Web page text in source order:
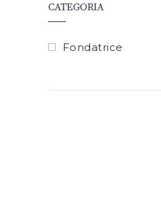
CATEGORIA
Fondatrice